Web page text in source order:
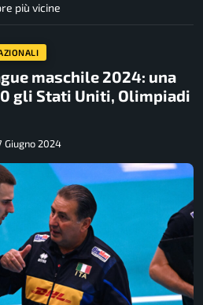
più vicine
maschile 2024: una
gli Stati Uniti, Olimpiadi
Giugno 2024